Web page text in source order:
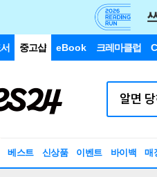
중고샵 eBook 크레마클럽
베스트 신상품 이벤트 바이백 매